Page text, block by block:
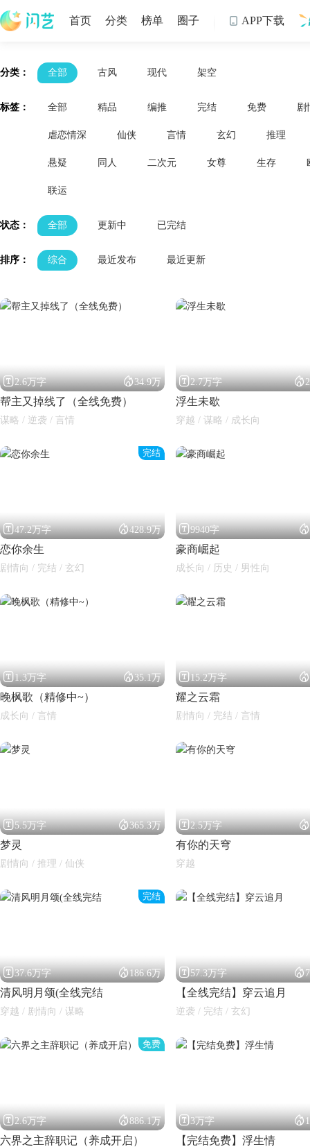
闪艺
首页 分类 榜单 圈子  APP下载
分类： 全部 古风 现代 架空
标签： 全部 精品 编推 完结 免费 剧
虐恋情深 仙侠 言情 玄幻 推理
悬疑 同人 二次元 女尊 生存
联运
状态： 全部 更新中 已完结
排序： 综合 最近发布 最近更新
2.6万字 34.9万
帮主又掉线了（全线免费）
谋略 / 逆袭 / 言情
2.7万字 
浮生未歇
穿越 / 谋略 / 成长向
完结
47.2万字 428.9万
恋你余生
剧情向 / 完结 / 玄幻
9940字 
豪商崛起
成长向 / 历史 / 男性向
1.3万字 35.1万
晚枫歌（精修中~）
成长向 / 言情
15.2万字 
耀之云霜
剧情向 / 完结 / 言情
5.5万字 365.3万
梦灵
剧情向 / 推理 / 仙侠
2.5万字 
有你的天穹
穿越
完结
37.6万字 186.6万
清风明月颂(全线完结
穿越 / 剧情向 / 谋略
57.3万字 
【全线完结】穿云追月
逆袭 / 完结 / 玄幻
免费
2.6万字 886.1万
六界之主辞职记（养成开启）
3万字 
【完结免费】浮生情